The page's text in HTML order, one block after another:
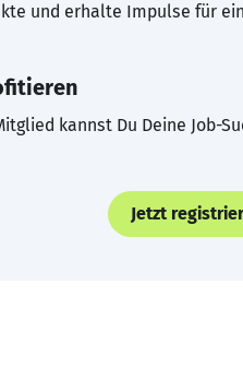
und erhalte Impulse für
kannst Du Deine Job-
Jetzt